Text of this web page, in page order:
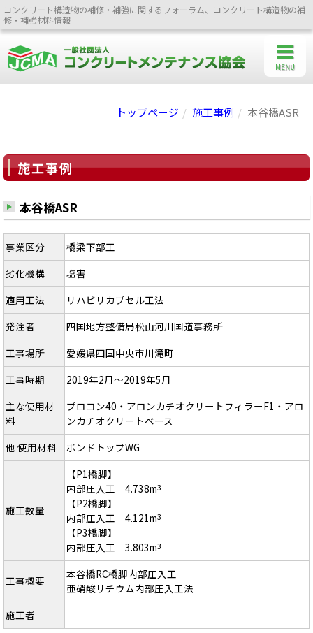
コンクリート構造物の補修・補強に関するフォーラム、コンクリート構造物の補
修・補強材料情報
トップページ 施工事例 本谷橋ASR
施工事例
本谷橋ASR
事業区分
橋梁下部工
劣化機構
塩害
適用工法
リハビリカプセル工法
発注者
四国地方整備局松山河川国道事務所
工事場所
愛媛県四国中央市川滝町
工事時期
2019年2月～2019年5月
主な使用材
料
プロコン40・アロンカチオクリートフィラーF1・アロ
ンカチオクリートベース
他 使用材料
ボンドトップWG
施工数量
【P1橋脚】
内部圧入工 4.738m3
【P2橋脚】
内部圧入工 4.121m3
【P3橋脚】
内部圧入工 3.803m3
工事概要
本谷橋RC橋脚内部圧入工
亜硝酸リチウム内部圧入工法
施工者
MENU